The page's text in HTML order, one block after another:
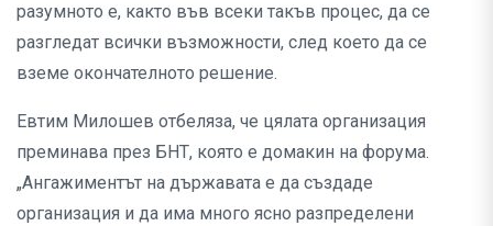
разумното е, както във всеки такъв процес, да се
разгледат всички възможности, след което да се
вземе окончателното решение.
Евтим Милошев отбеляза, че цялата организация
преминава през БНТ, която е домакин на форума.
„Ангажиментът на държавата е да създаде
организация и да има много ясно разпределени